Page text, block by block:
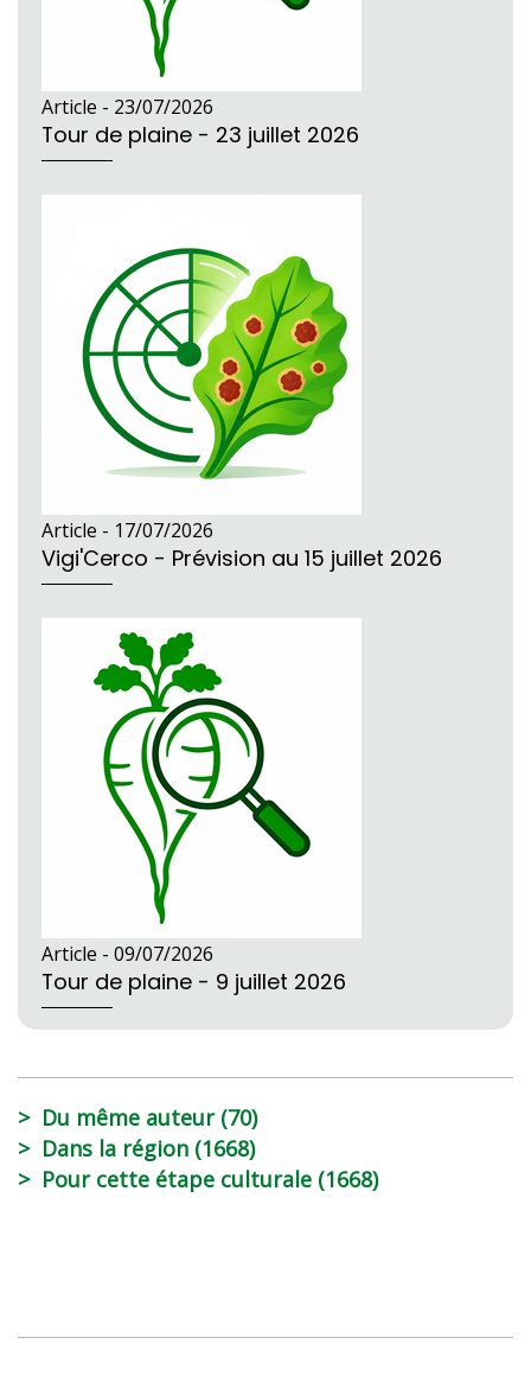
Article - 23/07/2026
Tour de plaine - 23 juillet 2026
Article - 17/07/2026
Vigi'Cerco - Prévision au 15 juillet 2026
Article - 09/07/2026
Tour de plaine - 9 juillet 2026
Du même auteur (70)
Dans la région (1668)
Pour cette étape culturale (1668)